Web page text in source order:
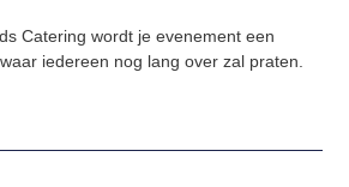
Catering wordt je evenement een
iedereen nog lang over zal praten.